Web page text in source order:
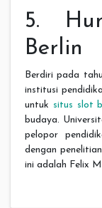
5.
Berlin
Berdiri pada
institusi
untuk situs slot
budaya.
pelopor
dengan
ini adalah Felix